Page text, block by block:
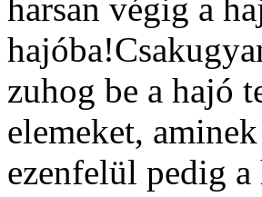
harsan végig a
zuhog be a hajó
elemeket,
ezenfelül pedig